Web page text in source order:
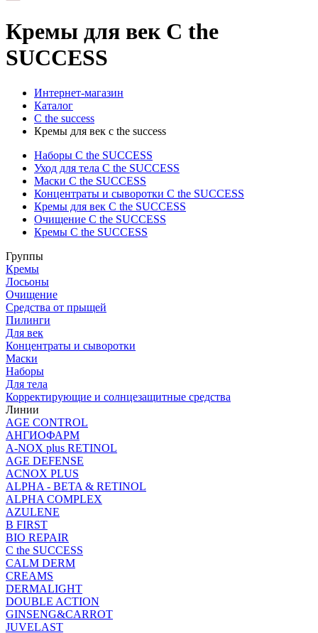
Кремы для век C the
SUCCESS
Интернет-магазин
Каталог
C the success
Кремы для век c the success
Наборы C the SUCCESS
Уход для тела C the SUCCESS
Маски C the SUCCESS
Концентраты и сыворотки C the SUCCESS
Кремы для век C the SUCCESS
Очищение C the SUCCESS
Кремы C the SUCCESS
Группы
Кремы
Лосьоны
Очищение
Средства от прыщей
Пилинги
Для век
Концентраты и сыворотки
Маски
Наборы
Для тела
Корректирующие и солнцезащитные средства
Линии
AGE CONTROL
АНГИОФАРМ
A-NOX plus RETINOL
AGE DEFENSE
ACNOX PLUS
ALPHA - BETA & RETINOL
ALPHA COMPLEX
AZULENE
B FIRST
BIO REPAIR
C the SUCCESS
CALM DERM
CREAMS
DERMALIGHT
DOUBLE ACTION
GINSENG&CARROT
JUVELAST